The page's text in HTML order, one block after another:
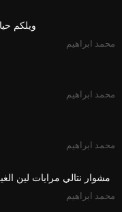
ويلكم
محمد ابراهيم
محمد ابراهيم
محمد ابراهيم
مشوار نتالي مرايات لين
محمد ابراهيم